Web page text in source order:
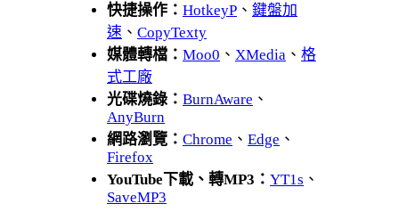
快捷操作： HotkeyP 、 鍵盤加
速 、 CopyTexty
媒體轉檔： Moo0 、 XMedia 、 格
式工廠
光碟燒錄： BurnAware 、
AnyBurn
網路瀏覽： Chrome 、 Edge 、
Firefox
YouTube下載、轉MP3： YT1s 、
SaveMP3